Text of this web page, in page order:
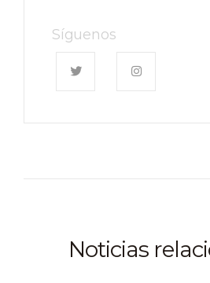
Síguenos
Noticias